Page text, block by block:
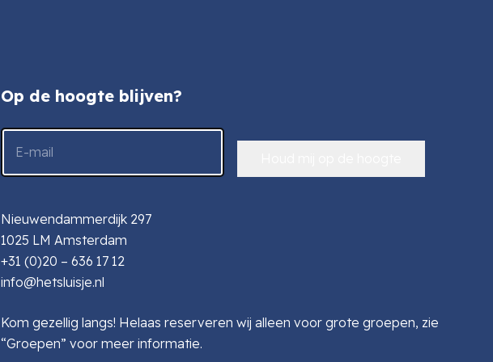
Op de hoogte blijven?
mailadres
Nieuwendammerdijk 297
1025 LM Amsterdam
+31 (0)20 – 636 17 12
info@hetsluisje.nl
Kom gezellig langs! Helaas reserveren wij alleen voor grote groepen, zie
“Groepen” voor meer informatie.